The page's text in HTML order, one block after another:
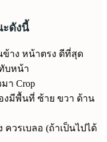
ดังนี้
ข้าง หน้าตรง ดีที่สุด
บหน้า
า Crop
งมีพื้นที่ ซ้าย ขวา ด้าน
วรเบลอ (ถ้าเป็นไปได้